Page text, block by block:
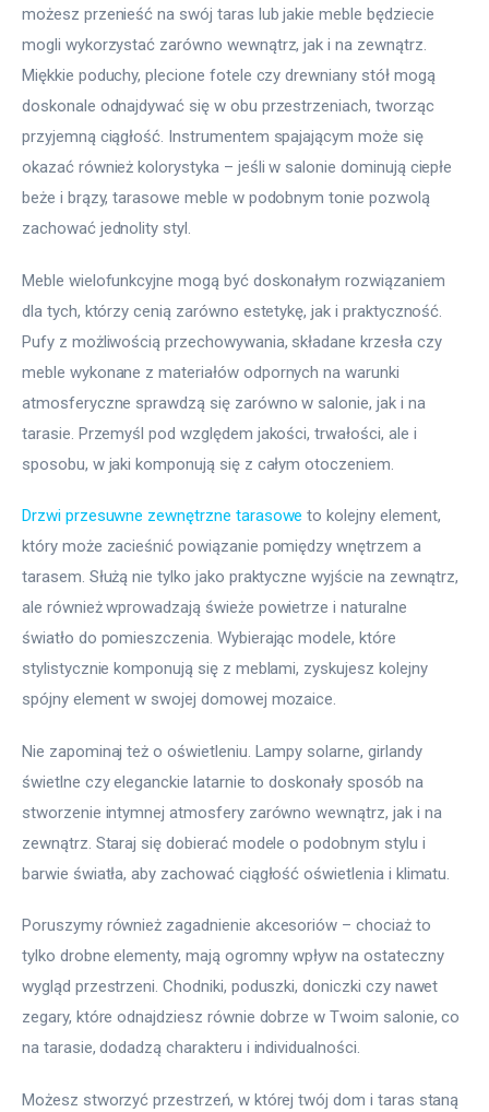
możesz przenieść na swój taras lub jakie meble będziecie
mogli wykorzystać zarówno wewnątrz, jak i na zewnątrz.
Miękkie poduchy, plecione fotele czy drewniany stół mogą
doskonale odnajdywać się w obu przestrzeniach, tworząc
przyjemną ciągłość. Instrumentem spajającym może się
okazać również kolorystyka – jeśli w salonie dominują ciepłe
beże i brązy, tarasowe meble w podobnym tonie pozwolą
zachować jednolity styl.
Meble wielofunkcyjne mogą być doskonałym rozwiązaniem
dla tych, którzy cenią zarówno estetykę, jak i praktyczność.
Pufy z możliwością przechowywania, składane krzesła czy
meble wykonane z materiałów odpornych na warunki
atmosferyczne sprawdzą się zarówno w salonie, jak i na
tarasie. Przemyśl pod względem jakości, trwałości, ale i
sposobu, w jaki komponują się z całym otoczeniem.
Drzwi przesuwne zewnętrzne tarasowe to kolejny element,
który może zacieśnić powiązanie pomiędzy wnętrzem a
tarasem. Służą nie tylko jako praktyczne wyjście na zewnątrz,
ale również wprowadzają świeże powietrze i naturalne
światło do pomieszczenia. Wybierając modele, które
stylistycznie komponują się z meblami, zyskujesz kolejny
spójny element w swojej domowej mozaice.
Nie zapominaj też o oświetleniu. Lampy solarne, girlandy
świetlne czy eleganckie latarnie to doskonały sposób na
stworzenie intymnej atmosfery zarówno wewnątrz, jak i na
zewnątrz. Staraj się dobierać modele o podobnym stylu i
barwie światła, aby zachować ciągłość oświetlenia i klimatu.
Poruszymy również zagadnienie akcesoriów – chociaż to
tylko drobne elementy, mają ogromny wpływ na ostateczny
wygląd przestrzeni. Chodniki, poduszki, doniczki czy nawet
zegary, które odnajdziesz równie dobrze w Twoim salonie, co
na tarasie, dodadzą charakteru i individualności.
Możesz stworzyć przestrzeń, w której twój dom i taras staną